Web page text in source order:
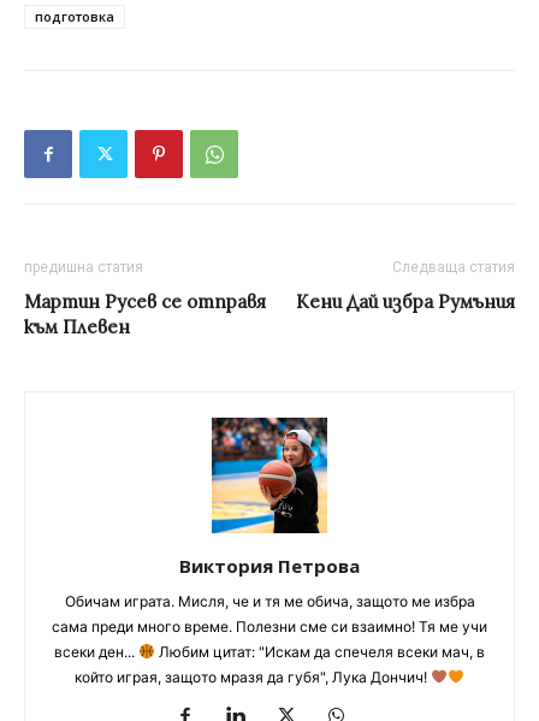
подготовка
предишна статия
Мартин Русев се отправя
към Плевен
Следваща статия
Кени Дай избра Румъния
Виктория Петрова
Обичам играта. Мисля, че и тя ме обича, защото ме избра
сама преди много време. Полезни сме си взаимно! Тя ме учи
всеки ден...
Любим цитат: "Искам да спечеля всеки мач, в
който играя, защото мразя да губя", Лука Дончич!